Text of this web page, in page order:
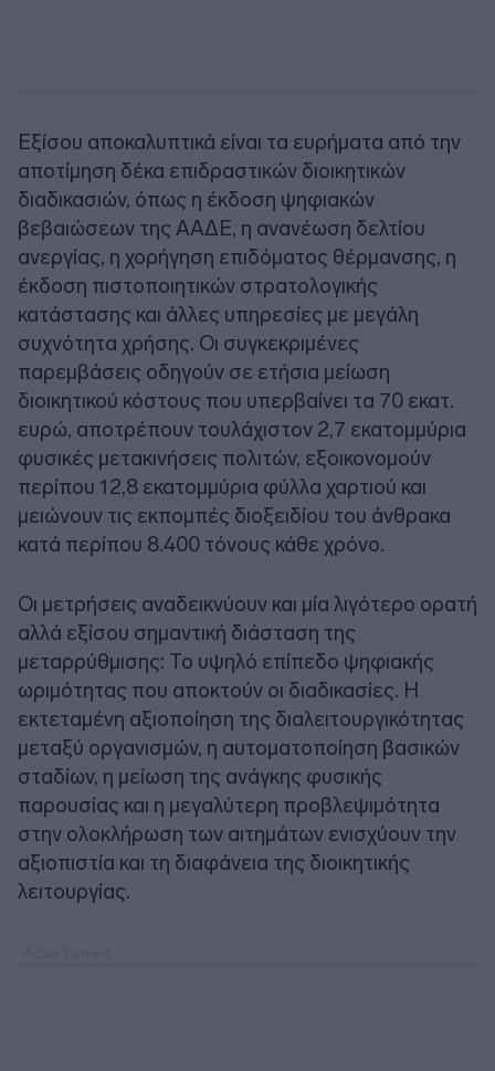
Εξίσου αποκαλυπτικά είναι τα ευρήματα από την
αποτίμηση δέκα επιδραστικών διοικητικών
διαδικασιών, όπως η έκδοση ψηφιακών
βεβαιώσεων της ΑΑΔΕ, η ανανέωση δελτίου
ανεργίας, η χορήγηση επιδόματος θέρμανσης, η
έκδοση πιστοποιητικών στρατολογικής
κατάστασης και άλλες υπηρεσίες με μεγάλη
συχνότητα χρήσης. Οι συγκεκριμένες
παρεμβάσεις οδηγούν σε ετήσια μείωση
διοικητικού κόστους που υπερβαίνει τα 70 εκατ.
ευρώ, αποτρέπουν τουλάχιστον 2,7 εκατομμύρια
φυσικές μετακινήσεις πολιτών, εξοικονομούν
περίπου 12,8 εκατομμύρια φύλλα χαρτιού και
μειώνουν τις εκπομπές διοξειδίου του άνθρακα
κατά περίπου 8.400 τόνους κάθε χρόνο.
Οι μετρήσεις αναδεικνύουν και μία λιγότερο ορατή
αλλά εξίσου σημαντική διάσταση της
μεταρρύθμισης: Το υψηλό επίπεδο ψηφιακής
ωριμότητας που αποκτούν οι διαδικασίες. Η
εκτεταμένη αξιοποίηση της διαλειτουργικότητας
μεταξύ οργανισμών, η αυτοματοποίηση βασικών
σταδίων, η μείωση της ανάγκης φυσικής
παρουσίας και η μεγαλύτερη προβλεψιμότητα
στην ολοκλήρωση των αιτημάτων ενισχύουν την
αξιοπιστία και τη διαφάνεια της διοικητικής
λειτουργίας.